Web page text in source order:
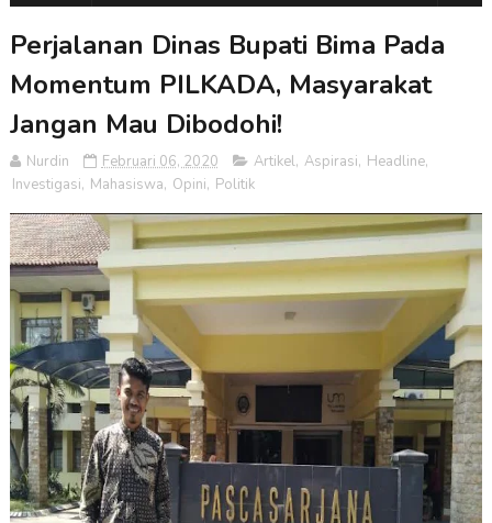
Perjalanan Dinas Bupati Bima Pada
Momentum PILKADA, Masyarakat
Jangan Mau Dibodohi!
Nurdin Februari 06, 2020 Artikel, Aspirasi, Headline,
Investigasi, Mahasiswa, Opini, Politik